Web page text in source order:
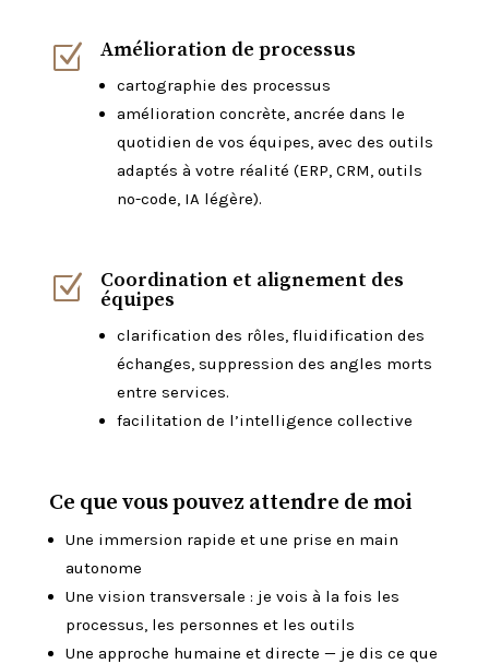
Z Amélioration de processus
cartographie des processus
amélioration concrète, ancrée dans le
quotidien de vos équipes, avec des outils
adaptés à votre réalité (ERP, CRM, outils
no-code, IA légère).
Z Coordination et alignement des
équipes
clarification des rôles, fluidification des
échanges, suppression des angles morts
entre services.
facilitation de l’intelligence collective
Ce que vous pouvez attendre de moi
Une immersion rapide et une prise en main
autonome
Une vision transversale : je vois à la fois les
processus, les personnes et les outils
Une approche humaine et directe — je dis ce que